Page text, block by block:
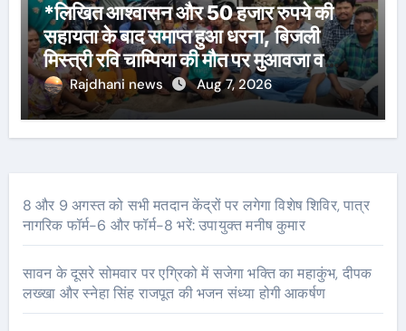
*लिखित आश्वासन और 50 हजार रुपये की
सहायता के बाद समाप्त हुआ धरना, बिजली
मिस्त्री रवि चाम्पिया की मौत पर मुआवजा व
नौकरी की मांग*
Rajdhani news Aug 7, 2026
8 और 9 अगस्त को सभी मतदान केंद्रों पर लगेगा विशेष शिविर, पात्र
नागरिक फॉर्म-6 और फॉर्म-8 भरें: उपायुक्त मनीष कुमार
सावन के दूसरे सोमवार पर एग्रिको में सजेगा भक्ति का महाकुंभ, दीपक
लख्खा और स्नेहा सिंह राजपूत की भजन संध्या होगी आकर्षण